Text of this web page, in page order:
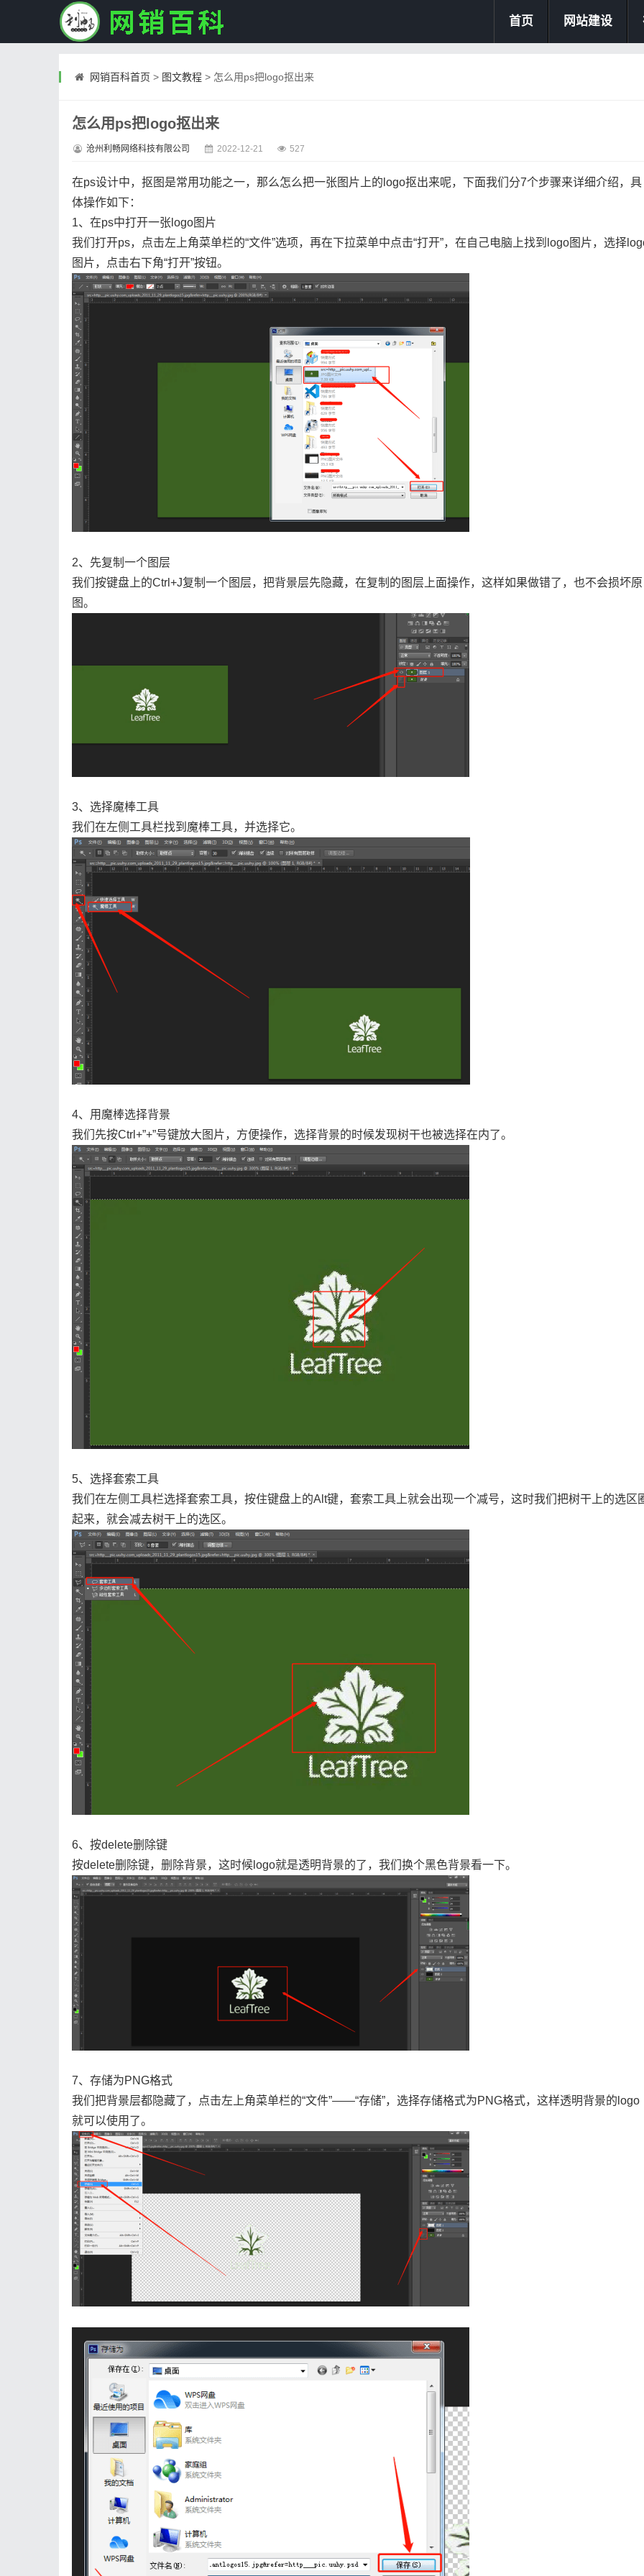
首页 网站建设
网销百科首页 > 图文教程 >怎么用ps把logo抠出来
怎么用ps把logo抠出来
沧州利畅网络科技有限公司 2022-12-21 527
在ps设计中，抠图是常用功能之一，那么怎么把一张图片上的logo抠出来呢，下面我们分7个步骤来详细介绍，具
体操作如下：
1、在ps中打开一张logo图片
我们打开ps，点击左上角菜单栏的“文件”选项，再在下拉菜单中点击“打开”，在自己电脑上找到logo图片，选择
图片，点击右下角“打开”按钮。
2、先复制一个图层
我们按键盘上的Ctrl+J复制一个图层，把背景层先隐藏，在复制的图层上面操作，这样如果做错了，也不会损坏原
图。
3、选择魔棒工具
我们在左侧工具栏找到魔棒工具，并选择它。
4、用魔棒选择背景
我们先按Ctrl+”+”号键放大图片，方便操作，选择背景的时候发现树干也被选择在内了。
5、选择套索工具
我们在左侧工具栏选择套索工具，按住键盘上的Alt键，套索工具上就会出现一个减号，这时我们把树干上的选区
起来，就会减去树干上的选区。
6、按delete删除键
按delete删除键，删除背景，这时候logo就是透明背景的了，我们换个黑色背景看一下。
7、存储为PNG格式
我们把背景层都隐藏了，点击左上角菜单栏的“文件”——“存储”，选择存储格式为PNG格式，这样透明背景的logo
就可以使用了。